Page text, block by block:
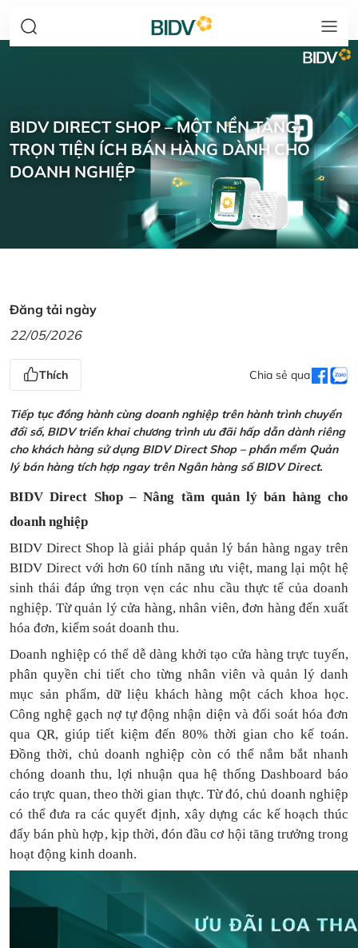
BIDV DIRECT SHOP – MỘT NỀN TẢNG,
TRỌN TIỆN ÍCH BÁN HÀNG DÀNH CHO
DOANH NGHIỆP
Đăng tải ngày
22/05/2026
Thích Chia sẻ qua
Tiếp tục đồng hành cùng doanh nghiệp trên hành trình chuyển
đổi số, BIDV triển khai chương trình ưu đãi hấp dẫn dành riêng
cho khách hàng sử dụng BIDV Direct Shop – phần mềm Quản
lý bán hàng tích hợp ngay trên Ngân hàng số BIDV Direct.
BIDV Direct Shop – Nâng tầm quản lý bán hàng cho
doanh nghiệp
BIDV Direct Shop là giải pháp quản lý bán hàng ngay trên
BIDV Direct với hơn 60 tính năng ưu việt, mang lại một hệ
sinh thái đáp ứng trọn vẹn các nhu cầu thực tế của doanh
nghiệp. Từ quản lý cửa hàng, nhân viên, đơn hàng đến xuất
hóa đơn, kiểm soát doanh thu.
Doanh nghiệp có thể dễ dàng khởi tạo cửa hàng trực tuyến,
phân quyền chi tiết cho từng nhân viên và quản lý danh
mục sản phẩm, dữ liệu khách hàng một cách khoa học.
Công nghệ gạch nợ tự động nhận diện và đối soát hóa đơn
qua QR, giúp tiết kiệm đến 80% thời gian cho kế toán.
Đồng thời, chủ doanh nghiệp còn có thể nắm bắt nhanh
chóng doanh thu, lợi nhuận qua hệ thống Dashboard báo
cáo trực quan, theo thời gian thực. Từ đó, chủ doanh nghiệp
có thểđưa ra các quyết định, xây dựng các kế hoạch thúc
đẩy bán phù hợp, kịp thời, đón đầu cơ hội tăng trưởng trong
hoạt động kinh doanh.